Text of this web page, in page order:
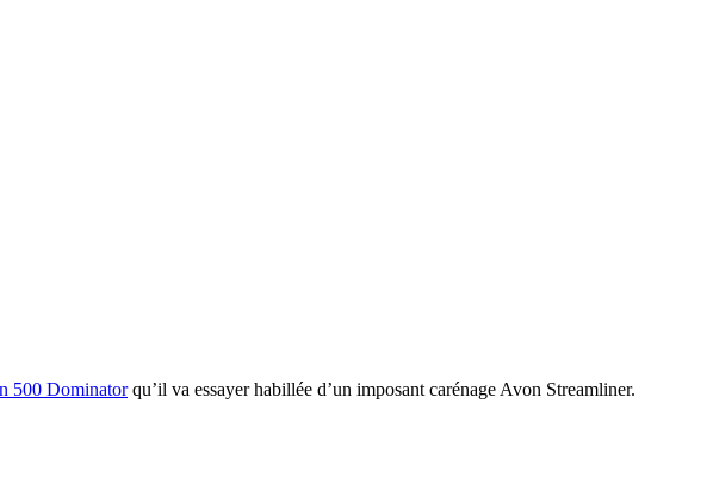
500 Dominatorqu’il va essayer habillée d’un imposant carénage Avon Streamliner.